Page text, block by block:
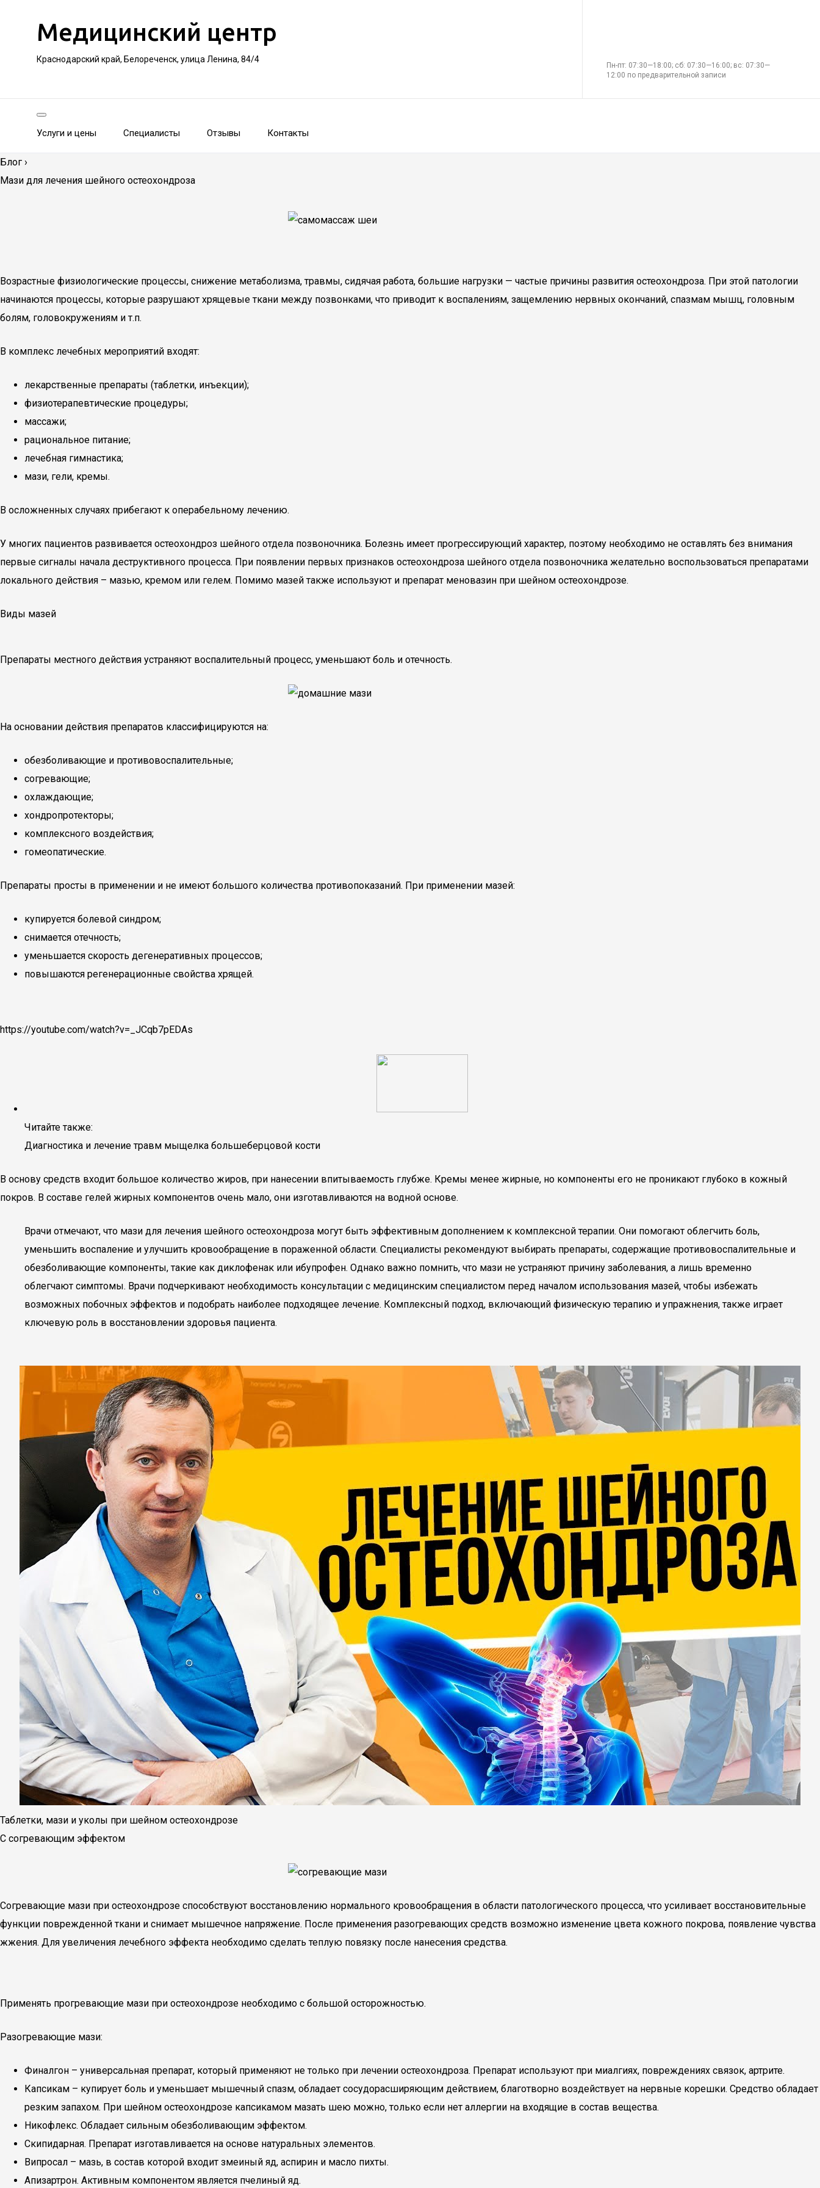
Медицинский центр
Краснодарский край, Белореченск, улица Ленина, 84/4
Пн-пт: 07:30—18:00; сб: 07:30—16:00; вс: 07:30—
12:00 по предварительной записи
Услуги и цены Специалисты Отзывы Контакты
Блог ›
Мази для лечения шейного остеохондроза
Возрастные физиологические процессы, снижение метаболизма, травмы, сидячая работа, большие нагрузки — частые причины развития остеохондроза. При этой патологии
начинаются процессы, которые разрушают хрящевые ткани между позвонками, что приводит к воспалениям, защемлению нервных окончаний, спазмам мышц, головным
болям, головокружениям и т.п.
В комплекс лечебных мероприятий входят:
лекарственные препараты (таблетки, инъекции);
физиотерапевтические процедуры;
массажи;
рациональное питание;
лечебная гимнастика;
мази, гели, кремы.
В осложненных случаях прибегают к операбельному лечению.
У многих пациентов развивается остеохондроз шейного отдела позвоночника. Болезнь имеет прогрессирующий характер, поэтому необходимо не оставлять без внимания
первые сигналы начала деструктивного процесса. При появлении первых признаков остеохондроза шейного отдела позвоночника желательно воспользоваться препаратами
локального действия – мазью, кремом или гелем. Помимо мазей также используют и препарат меновазин при шейном остеохондрозе.
Виды мазей
Препараты местного действия устраняют воспалительный процесс, уменьшают боль и отечность.
На основании действия препаратов классифицируются на:
обезболивающие и противовоспалительные;
согревающие;
охлаждающие;
хондропротекторы;
комплексного воздействия;
гомеопатические.
Препараты просты в применении и не имеют большого количества противопоказаний. При применении мазей:
купируется болевой синдром;
снимается отечность;
уменьшается скорость дегенеративных процессов;
повышаются регенерационные свойства хрящей.
https://youtube.com/watch?v=_JCqb7pEDAs
Читайте также:
Диагностика и лечение травм мыщелка большеберцовой кости
В основу средств входит большое количество жиров, при нанесении впитываемость глубже. Кремы менее жирные, но компоненты его не проникают глубоко в кожный
покров. В составе гелей жирных компонентов очень мало, они изготавливаются на водной основе.
Врачи отмечают, что мази для лечения шейного остеохондроза могут быть эффективным дополнением к комплексной терапии. Они помогают облегчить боль,
уменьшить воспаление и улучшить кровообращение в пораженной области. Специалисты рекомендуют выбирать препараты, содержащие противовоспалительные и
обезболивающие компоненты, такие как диклофенак или ибупрофен. Однако важно помнить, что мази не устраняют причину заболевания, а лишь временно
облегчают симптомы. Врачи подчеркивают необходимость консультации с медицинским специалистом перед началом использования мазей, чтобы избежать
возможных побочных эффектов и подобрать наиболее подходящее лечение. Комплексный подход, включающий физическую терапию и упражнения, также играет
ключевую роль в восстановлении здоровья пациента.
Таблетки, мази и уколы при шейном остеохондрозе
С согревающим эффектом
Согревающие мази при остеохондрозе способствуют восстановлению нормального кровообращения в области патологического процесса, что усиливает восстановительные
функции поврежденной ткани и снимает мышечное напряжение. После применения разогревающих средств возможно изменение цвета кожного покрова, появление чувства
жжения. Для увеличения лечебного эффекта необходимо сделать теплую повязку после нанесения средства.
Применять прогревающие мази при остеохондрозе необходимо с большой осторожностью.
Разогревающие мази:
Финалгон – универсальная препарат, который применяют не только при лечении остеохондроза. Препарат используют при миалгиях, повреждениях связок, артрите.
Капсикам – купирует боль и уменьшает мышечный спазм, обладает сосудорасширяющим действием, благотворно воздействует на нервные корешки. Средство обладает
резким запахом. При шейном остеохондрозе капсикамом мазать шею можно, только если нет аллергии на входящие в состав вещества.
Никофлекс. Обладает сильным обезболивающим эффектом.
Скипидарная. Препарат изготавливается на основе натуральных элементов.
Випросал – мазь, в состав которой входит змеиный яд, аспирин и масло пихты.
Апизартрон. Активным компонентом является пчелиный яд.